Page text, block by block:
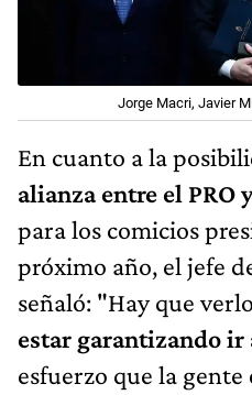
Jorge Macri, Javier
En cuanto a la
alianza entre el PRO
para los comicios
próximo año, el jefe
señaló: "Hay que
estar garantizando
esfuerzo que la